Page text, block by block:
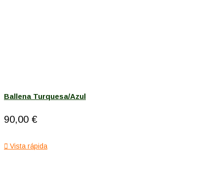
Ballena Turquesa/Azul
90,00 €
 Vista rápida